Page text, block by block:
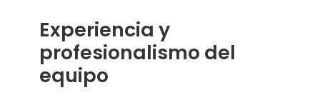
Experiencia y
profesionalismo del
equipo